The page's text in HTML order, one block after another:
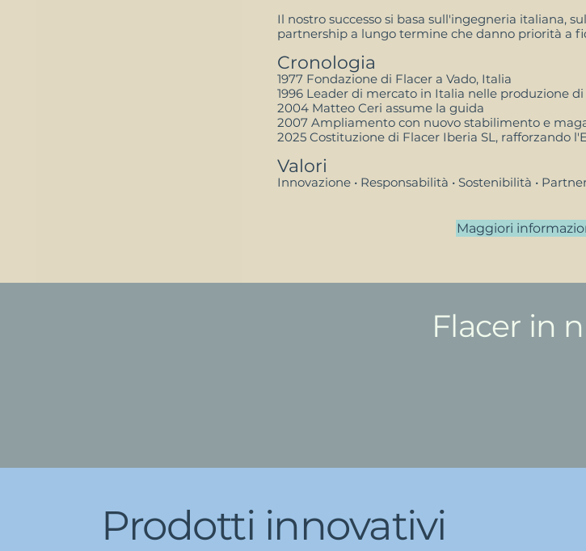
Il nostro successo si basa sull'ingegneria italiana,
partnership a lungo termine che danno priorità a
Cronologia
1977 Fondazione di Flacer a Vado, Italia
1996 Leader di mercato in Italia nelle produzione
2004 Matteo Ceri assume la guida
2007 Ampliamento con nuovo stabilimento e
2025 Costituzione di Flacer Iberia SL, rafforzando
Valori
Innovazione • Responsabilità • Sostenibilità •
Maggiori
Flacer in
Prodotti innovativi